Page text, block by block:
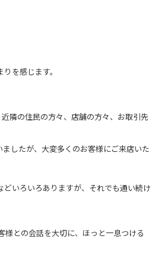
を感じます。
隣の住民の方々、店舗の方々、お取引先
したが、大変多くのお客様にご来店いた
いろいろありますが、それでも通い続け
との会話を大切に、ほっと一息つける